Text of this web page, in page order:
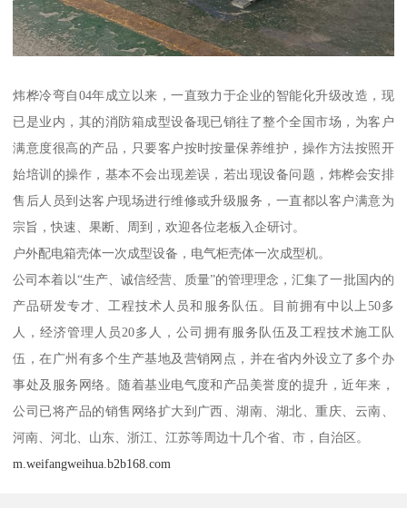
炜桦冷弯自04年成立以来，一直致力于企业的智能化升级改造，现
已是业内，其的消防箱成型设备现已销往了整个全国市场，为客户
满意度很高的产品，只要客户按时按量保养维护，操作方法按照开
始培训的操作，基本不会出现差误，若出现设备问题，炜桦会安排
售后人员到达客户现场进行维修或升级服务，一直都以客户满意为
宗旨，快速、果断、周到，欢迎各位老板入企研讨。
户外配电箱壳体一次成型设备，电气柜壳体一次成型机。
公司本着以“生产、诚信经营、质量”的管理理念，汇集了一批国内的
产品研发专才、工程技术人员和服务队伍。目前拥有中以上50多
人，经济管理人员20多人，公司拥有服务队伍及工程技术施工队
伍，在广州有多个生产基地及营销网点，并在省内外设立了多个办
事处及服务网络。随着基业电气度和产品美誉度的提升，近年来，
公司已将产品的销售网络扩大到广西、湖南、湖北、重庆、云南、
河南、河北、山东、浙江、江苏等周边十几个省、市，自治区。
m.weifangweihua.b2b168.com